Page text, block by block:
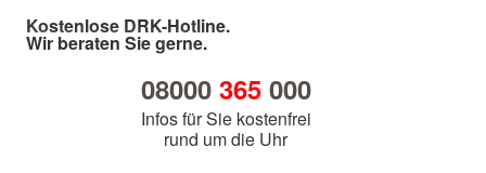
Kostenlose DRK-Hotline.
Wir beraten Sie gerne.
08000 365000
Infos für Sie kostenfrei
rund um die Uhr